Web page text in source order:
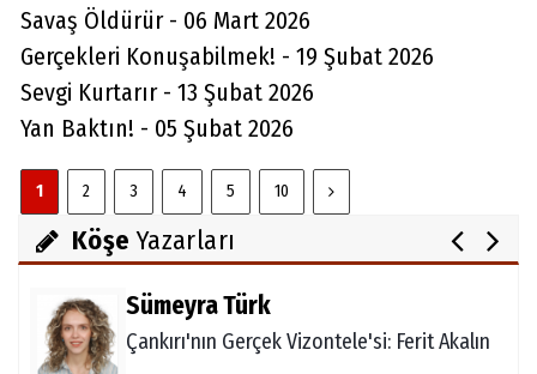
Savaş Öldürür - 06 Mart 2026
Gerçekleri Konuşabilmek! - 19 Şubat 2026
Sevgi Kurtarır - 13 Şubat 2026
Yan Baktın! - 05 Şubat 2026
1 2 3 4 5 10
Köşe Yazarları
Sağlık Köşesi
Yanlış Beslenme Beyni Yaşlandırıyor
Asım Söğüt
Ecrimisil (Haksız İşgal Nedeniyle Tazminat)
Davası
Sümeyra Türk
Çankırı'nın Gerçek Vizontele'si: Ferit Akalın